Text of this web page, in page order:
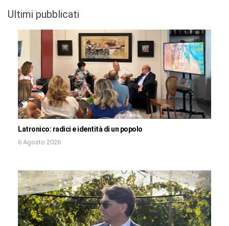
Ultimi pubblicati
Latronico: radici e identità di un popolo
6 Agosto 2026